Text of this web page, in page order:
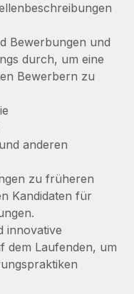
Unternehmen
in 19 Ländern
im Bereich der
Das...
Bewerbungen und
durch, um eine
Bewerbern zu
anderen
zu früheren
Kandidaten für
innovative
dem Laufenden, um